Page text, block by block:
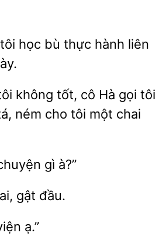
thực hành
không tốt, cô Hà
tôi
ném cho tôi một chai
gì
gật
ạ.”